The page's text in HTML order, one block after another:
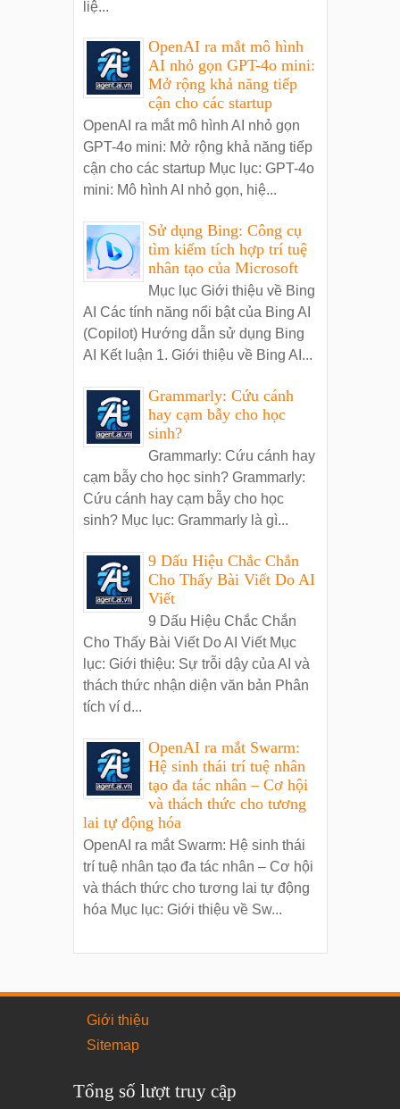
liệ...
OpenAI ra mắt mô hình
AI nhỏ gọn GPT-4o mini:
Mở rộng khả năng tiếp
cận cho các startup
OpenAI ra mắt mô hình AI nhỏ gọn
GPT-4o mini: Mở rộng khả năng tiếp
cận cho các startup Mục lục: GPT-4o
mini: Mô hình AI nhỏ gọn, hiệ...
Sử dụng Bing: Công cụ
tìm kiếm tích hợp trí tuệ
nhân tạo của Microsoft
Mục lục Giới thiệu về Bing
AI Các tính năng nổi bật của Bing AI
(Copilot) Hướng dẫn sử dụng Bing
AI Kết luận 1. Giới thiệu về Bing AI...
Grammarly: Cứu cánh
hay cạm bẫy cho học
sinh?
Grammarly: Cứu cánh hay
cạm bẫy cho học sinh? Grammarly:
Cứu cánh hay cạm bẫy cho học
sinh? Mục lục: Grammarly là gì...
9 Dấu Hiệu Chắc Chắn
Cho Thấy Bài Viết Do AI
Viết
9 Dấu Hiệu Chắc Chắn
Cho Thấy Bài Viết Do AI Viết Mục
lục: Giới thiệu: Sự trỗi dậy của AI và
thách thức nhận diện văn bản Phân
tích ví d...
OpenAI ra mắt Swarm:
Hệ sinh thái trí tuệ nhân
tạo đa tác nhân – Cơ hội
và thách thức cho tương
lai tự động hóa
OpenAI ra mắt Swarm: Hệ sinh thái
trí tuệ nhân tạo đa tác nhân – Cơ hội
và thách thức cho tương lai tự động
hóa Mục lục: Giới thiệu về Sw...
Giới thiệu
Sitemap
Tổng số lượt truy cập